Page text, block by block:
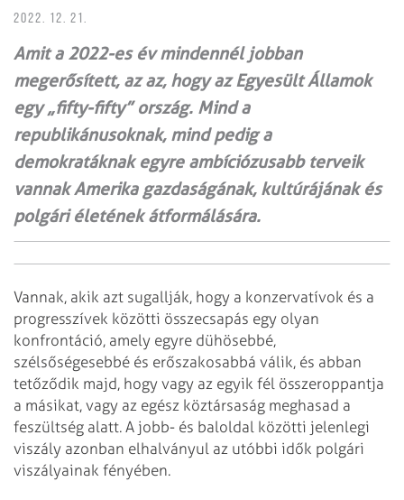
2022. 12. 21.
Amit a 2022-es év mindennél jobban
megerősített, az az, hogy az Egyesült Államok
egy „fifty-fifty” ország. Mind a
republikánusoknak, mind pedig a
demokratáknak egyre ambíciózusabb terveik
vannak Amerika gazdaságának, kultúrájának és
polgári életének átformálására.
Vannak, akik azt sugallják, hogy a konzervatívok és a
progresszívek közötti összecsapás egy olyan
konfrontáció, amely egyre dühösebbé,
szélsőségesebbé és erőszakosabbá válik, és abban
tetőződik majd, hogy vagy az egyik fél összeroppantja
a másikat, vagy az egész köztársaság meghasad a
feszültség alatt. A jobb- és baloldal közötti jelenlegi
viszály azonban elhalványul az utóbbi idők polgári
viszályainak fényében.